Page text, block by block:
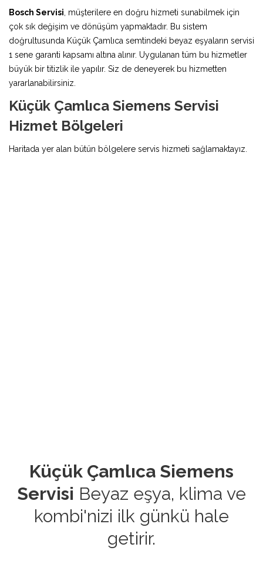
Bosch Servisi , müşterilere en doğru hizmeti sunabilmek için
çok sık değişim ve dönüşüm yapmaktadır. Bu sistem
doğrultusunda Küçük Çamlıca semtindeki beyaz eşyaların servisi
1 sene garanti kapsamı altına alınır. Uygulanan tüm bu hizmetler
büyük bir titizlik ile yapılır. Siz de deneyerek bu hizmetten
yararlanabilirsiniz.
Küçük Çamlıca Siemens Servisi
Hizmet Bölgeleri
Haritada yer alan bütün bölgelere servis hizmeti sağlamaktayız.
Küçük Çamlıca Siemens
Servisi Beyaz eşya, klima ve
kombi'nizi ilk günkü hale
getirir.